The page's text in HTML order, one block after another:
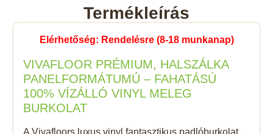
Termékleírás
Elérhetőség: Rendelésre (8-18 munkanap)
VIVAFLOOR PRÉMIUM, HALSZÁLKA
PANELFORMÁTUMÚ – FAHATÁSÚ
100% VÍZÁLLÓ VINYL MELEG
BURKOLAT
A Vivafloors luxus vinyl fantasztikus padlóburkolat,